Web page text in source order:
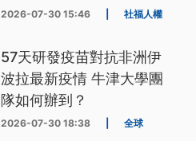
2026-07-30 15:46 社福人權
57天研發疫苗對抗非洲伊
波拉最新疫情 牛津大學團
隊如何辦到？
2026-07-30 18:38 全球